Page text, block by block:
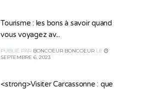
Tourisme : les bons à savoir quand
vous voyagez av...
PUBLIÉ PAR BONCOEUR BONCOEUR LE
SEPTEMBRE 6, 2023
<strong>Visiter Carcassonne : que